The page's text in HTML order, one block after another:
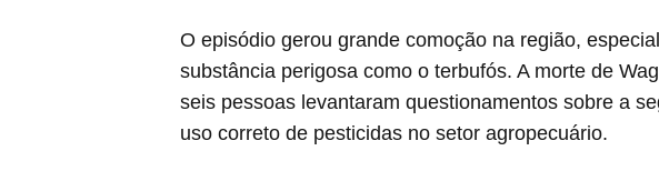
O episódio gerou grande comoção na região,
substância perigosa como o terbufós. A morte de
seis pessoas levantaram questionamentos sobre a
uso correto de pesticidas no setor agropecuário.